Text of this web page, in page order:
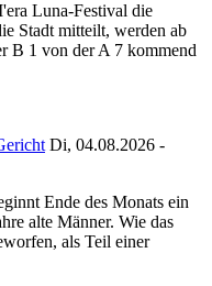
Luna-Festival die
Stadt mitteilt, werden ab
B 1 von der A 7 kommend
Di, 04.08.2026 -
Ende des Monats ein
alte Männer. Wie das
als Teil einer